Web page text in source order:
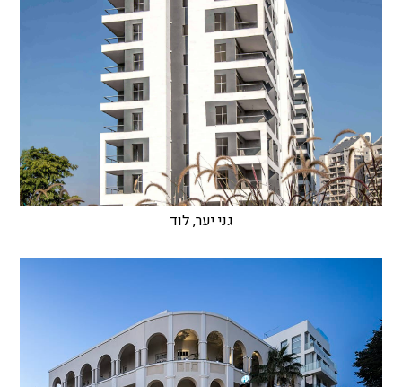
גני יער, לוד